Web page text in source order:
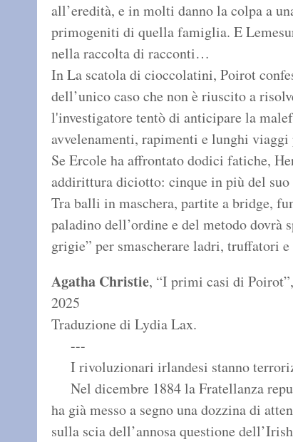
all’eredità, e in molti danno la colpa a
primogeniti di quella famiglia. E
nella raccolta di racconti…
In La scatola di cioccolatini, Poirot
dell’unico caso che non è riuscito a
l'investigatore tentò di anticipare la
avvelenamenti, rapimenti e lunghi viaggi
Se Ercole ha affrontato dodici fatiche,
addirittura diciotto: cinque in più del
Tra balli in maschera, partite a bridge,
paladino dell’ordine e del metodo dovrà
grigie” per smascherare ladri, truffatori
Agatha Christie, “I primi casi di
2025
Traduzione di Lydia Lax.
---
I rivoluzionari irlandesi stanno
Nel dicembre 1884 la Fratellanza
ha già messo a segno una dozzina di
sulla scia dell’annosa questione